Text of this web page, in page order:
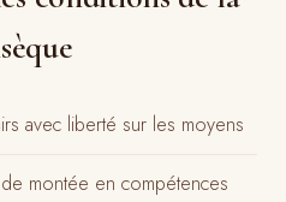
avec liberté sur les moyens
montée en compétences